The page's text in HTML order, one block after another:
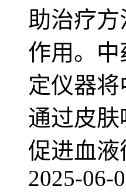
助治疗
作用。
定仪器
通过皮
促进血
2025-06-